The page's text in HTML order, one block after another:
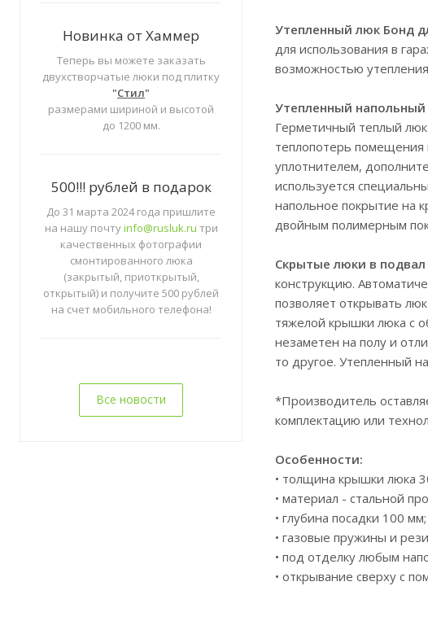
Новинка от Хаммер
Теперь вы можете заказать
двухстворчатые люки под плитку
"Стил"
размерами шириной и высотой
до 1200 мм.
500!!! рублей в подарок
До 31 марта 2024 года пришлите
на нашу почтуinfo@rusluk.ru три
качественных фотографии
смонтированного люка
(закрытый, приоткрытый,
открытый) и получите 500 рублей
на счет мобильного телефона!
Все новости
Утепленный люк Бонд
для использования в
возможностью
Утепленный
Герметичный теплый
теплопотерь
уплотнителем,
используется
напольное покрытие на
двойным полимерным
Скрытые люки в подвал
конструкцию.
позволяет открывать
тяжелой крышки люка с
незаметен на полу и
то другое. Утепленный
*Производитель
комплектацию или
Особенности:
• толщина крышки люка
• материал - стальной
• глубина посадки 100 мм;
• газовые пружины и
• под отделку любым
• открывание сверху с